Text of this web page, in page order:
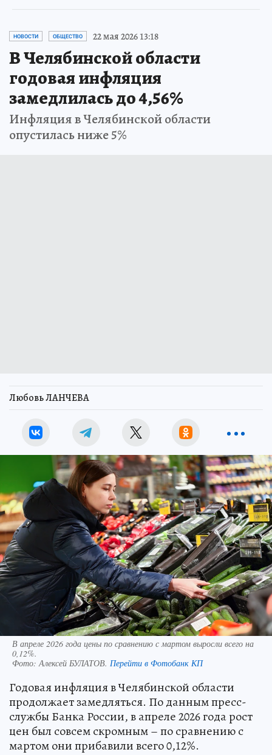
НОВОСТИ ОБЩЕСТВО 22 мая 2026 13:18
В Челябинской области
годовая инфляция
замедлилась до 4,56%
Инфляция в Челябинской области
опустилась ниже 5%
Любовь ЛАНЧЕВА
В апреле 2026 года цены по сравнению с мартом выросли всего на
0,12%.
Фото:Алексей БУЛАТОВ. Перейти в Фотобанк КП
Годовая инфляция в Челябинской области
продолжает замедляться. По данным пресс-
службы Банка России, в апреле 2026 года рост
цен был совсем скромным – по сравнению с
мартом они прибавили всего 0,12%.